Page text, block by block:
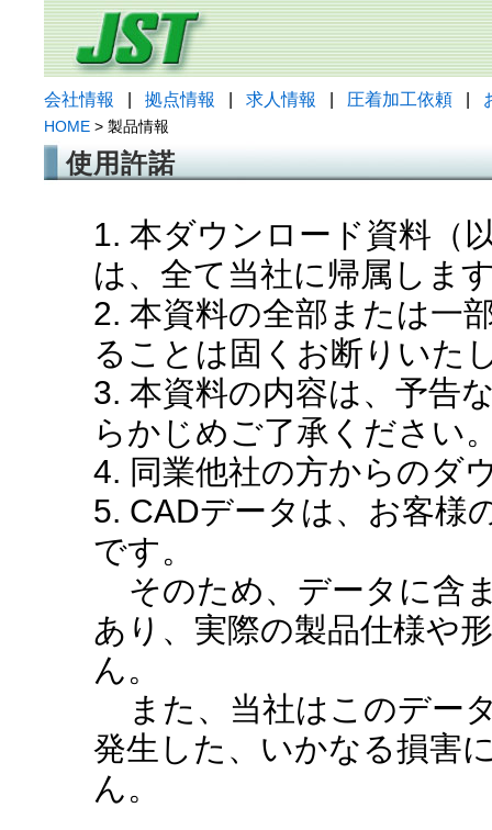
会社情報 拠点情報 求人情報 圧着加工依頼
HOME > 製品情報
使用許諾
1. 本ダウンロード資料（
は、全て当社に帰属しま
2. 本資料の全部または一
ることは固くお断りいた
3. 本資料の内容は、予告
らかじめご了承ください
4. 同業他社の方からのダ
5. CADデータは、お客様
です。
そのため、データに含
あり、実際の製品仕様や
ん。
また、当社はこのデー
発生した、いかなる損害
ん。